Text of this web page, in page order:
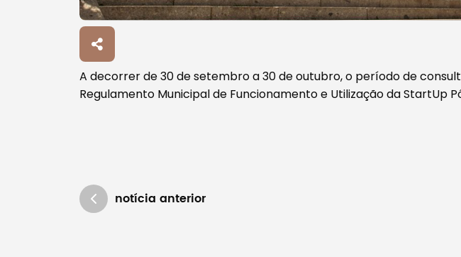
A decorrer de 30 de setembro a 30 de outubro, o período de
Regulamento Municipal de Funcionamento e Utilização da StartUp
notícia anterior